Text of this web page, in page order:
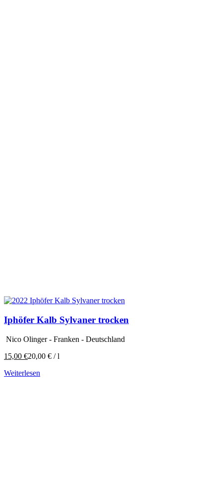
Iphöfer Kalb Sylvaner trocken
Nico Olinger - Franken - Deutschland
15,00 €20,00 € /l
Weiterlesen